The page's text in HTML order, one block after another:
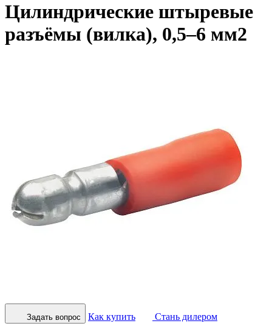
Цилиндрические штыревые
разъёмы (вилка), 0,5–6 мм2
Задать вопрос Как купить Стань дилером